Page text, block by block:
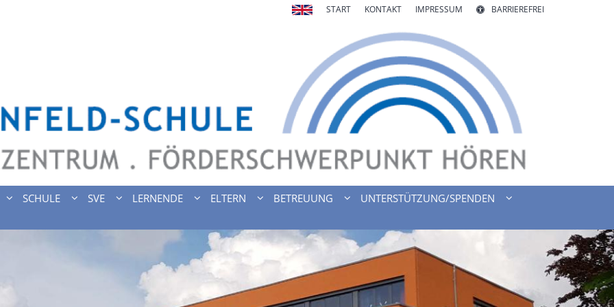
START KONTAKT IMPRESSUM BARRIEREFREI
SCHULE SVE LERNENDE ELTERN BETREUUNG
UNTERSTÜTZUNG/SPENDEN